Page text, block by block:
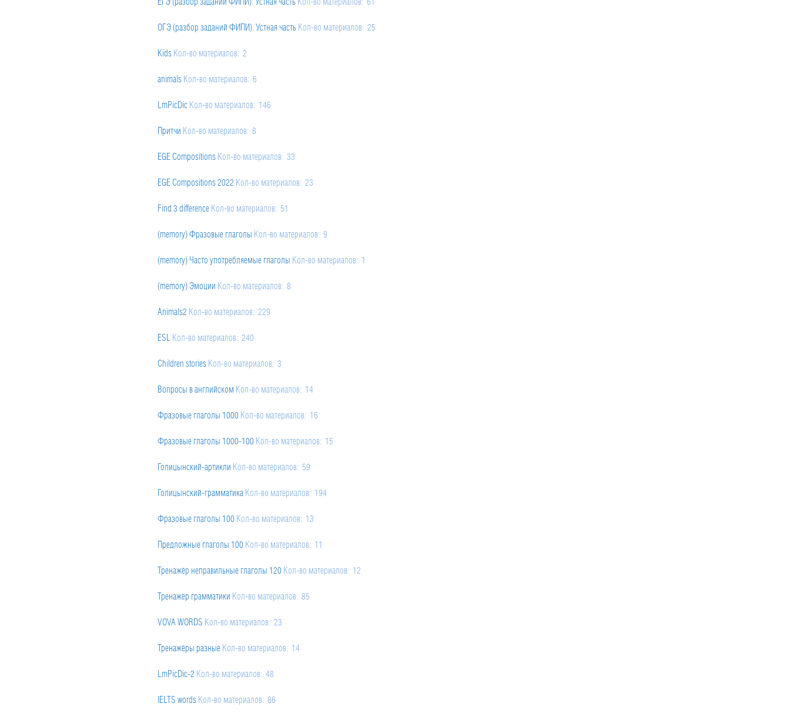
16. Sports Кол-во материалов: 2
17. Television Кол-во материалов: 2
18. Traffic Кол-во материалов: 2
19. Traveling Кол-во материалов: 4
13. Modal Verbs: deduction (must be / can’t be) Кол-во материалов: 2
14. Modal Verbs. Ability (can / be able to). Кол-во материалов: 2
15. Modal Verbs. Permission (can / could / may); offers and requests;
16. Conditional sentences (2 and 3). “I wish” – sentences
17. Ing - or the infinitive. Complex Object construction
ОГЭ (разбор заданий ФИПИ). Устная часть Кол-во материалов: 25
Kids Кол-во материалов: 2
animals Кол-во материалов: 6
LmPicDic Кол-во материалов: 146
Притчи Кол-во материалов: 8
EGE Compositions Кол-во материалов: 33
EGE Compositions 2022 Кол-во материалов: 23
Find 3 difference Кол-во материалов: 51
(memory) Фразовые глаголы Кол-во материалов: 9
(memory) Часто употребляемые глаголы Кол-во материалов: 1
(memory) Эмоции Кол-во материалов: 8
Animals2 Кол-во материалов: 229
ESL Кол-во материалов: 240
Children stories Кол-во материалов: 3
Вопросы в английском Кол-во материалов: 14
Фразовые глаголы 1000 Кол-во материалов: 16
Фразовые глаголы 1000-100 Кол-во материалов: 15
Голицынский-артикли Кол-во материалов: 59
Голицынский-грамматика Кол-во материалов: 194
Фразовые глаголы 100 Кол-во материалов: 13
Предложные глаголы 100 Кол-во материалов: 11
Тренажёр неправильные глаголы 120 Кол-во материалов: 12
Тренажёр грамматики Кол-во материалов: 85
VOVA WORDS Кол-во материалов: 23
Тренажёры разные Кол-во материалов: 14
LmPicDic-2 Кол-во материалов: 48
IELTS words Кол-во материалов: 86